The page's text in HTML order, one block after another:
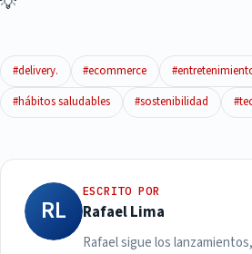
#delivery. #ecommerce
#hábitos saludables
#sostenibilidad
RL
ESCRITO POR
Rafael Lima
Rafael sigue los